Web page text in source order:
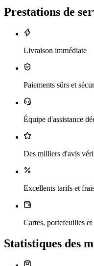
Prestations de
Livraison immédiate
Paiements sûrs et
Équipe d'assistance
Des milliers d'avis
Excellents tarifs et
Cartes, portefeuilles
Statistiques des